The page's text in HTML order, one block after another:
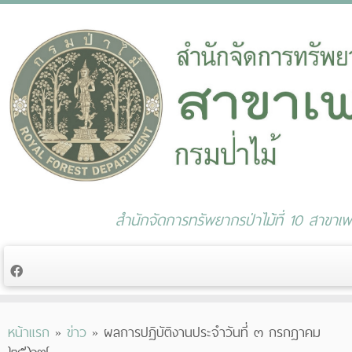
to
สำนักจัดการทรัพยากรป่าไม้ที่ 10 สาขาเ
หน้าแรก » ข่าว » ผลการปฏิบัติงานประจำวันที่ ๓ กรกฎาคม